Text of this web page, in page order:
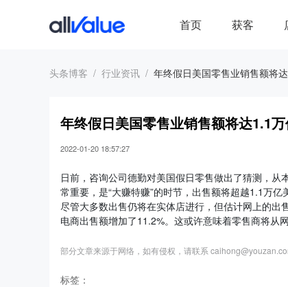
首页 获客
头条博客 行业资讯 年终假日美国零售业销售额将
年终假日美国零售业销售额将达1.1
2022-01-20 18:57:27
日前，咨询公司德勤对美国假日零售做出了猜测，
常重要，是“大赚特赚”的时节，出售额将超越1.1万
尽管大多数出售仍将在实体店进行，但估计网上的
电商出售额增加了11.2%。这或许意味着零售商将从
部分文章来源于网络，如有侵权，请联系
标签：